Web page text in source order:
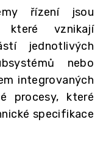
řízení jsou
které vznikají
jednotlivých
nebo
integrovaných
procesy, které
specifikace